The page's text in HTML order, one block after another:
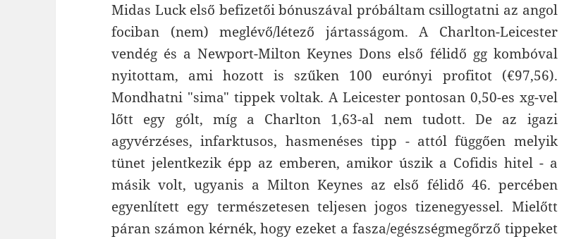
Midas Luck első befizetői bónuszával próbáltam csillogtatni az angol
fociban (nem) meglévő/létező jártasságom. A Charlton-Leicester
vendég és a Newport-Milton Keynes Dons első félidő gg kombóval
nyitottam, ami hozott is szűken 100 eurónyi profitot (€97,56).
Mondhatni "sima" tippek voltak. A Leicester pontosan 0,50-es xg-vel
lőtt egy gólt, míg a Charlton 1,63-al nem tudott. De az igazi
agyvérzéses, infarktusos, hasmenéses tipp - attól függően melyik
tünet jelentkezik épp az emberen, amikor úszik a Cofidis hitel - a
másik volt, ugyanis a Milton Keynes az első félidő 46. percében
egyenlített egy természetesen teljesen jogos tizenegyessel. Mielőtt
páran számon kérnék, hogy ezeket a fasza/egészségmegőrző tippeket